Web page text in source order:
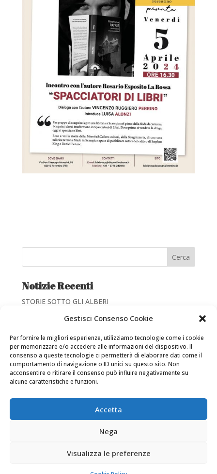
Gestisci Consenso Cookie
Per fornire le migliori esperienze, utilizziamo tecnologie come i cookie
per memorizzare e/o accedere alle informazioni del dispositivo. Il
consenso a queste tecnologie ci permetterà di elaborare dati come il
comportamento di navigazione o ID unici su questo sito. Non
acconsentire o ritirare il consenso può influire negativamente su
alcune caratteristiche e funzioni.
Accetta
Nega
Visualizza le preferenze
Cerca
Notizie Recenti
STORIE SOTTO GLI ALBERI
Giornate di valorizzazione dei Beni Culturali
Inventario del Fondo Luigi Morosini-Giuseppe Sacconi
NATI PER LEGGERE
La Biblioteca è proprietà della Diocesi di Frosinone-
Cookie Policy